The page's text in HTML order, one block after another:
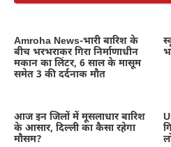
Amroha News-भारी बारिश के
बीच भरभराकर गिरा निर्माणाधीन
मकान का लिंटर, 6 साल के मासूम
समेत 3 की दर्दनाक मौत
आज इन जिलों में मूसलाधार बारिश
के आसार, दिल्ली का कैसा रहेगा
मौसम?